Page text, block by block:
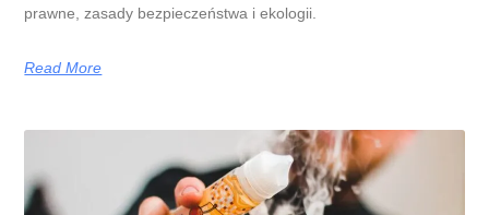
prawne, zasady bezpieczeństwa i ekologii.
Read More